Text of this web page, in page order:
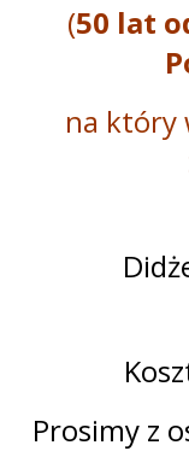
(50 lat
na który
Prosimy z